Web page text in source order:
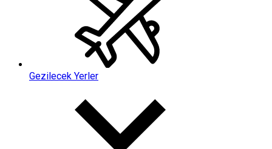
Gezilecek Yerler